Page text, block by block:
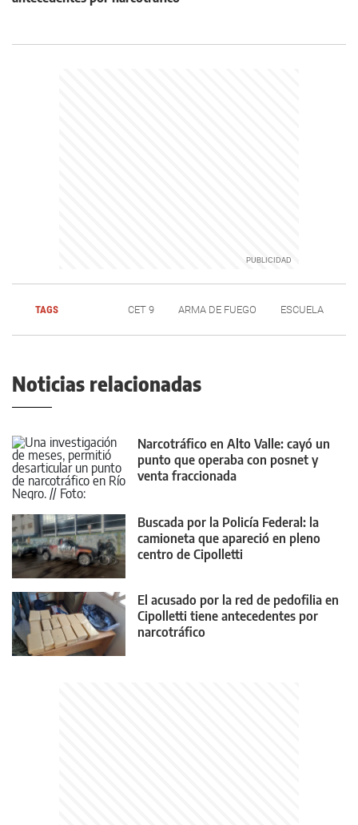
TAGS CET 9 ARMA DE FUEGO ESCUELA
Noticias relacionadas
Narcotráfico en Alto Valle: cayó un
punto que operaba con posnet y
venta fraccionada
Buscada por la Policía Federal: la
camioneta que apareció en pleno
centro de Cipolletti
El acusado por la red de pedofilia en
Cipolletti tiene antecedentes por
narcotráfico